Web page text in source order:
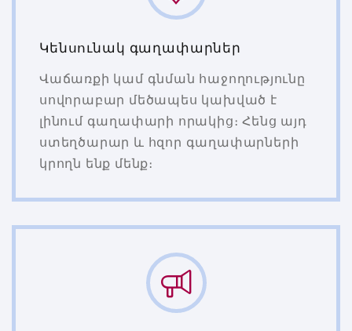
Կենսունակ գաղափարներ
Վաճառքի կամ գնման հաջողությունը
սովորաբար մեծապես կախված է
լինում գաղափարի որակից։ Հենց այդ
ստեղծարար և հզոր գաղափարների
կրողն ենք մենք։